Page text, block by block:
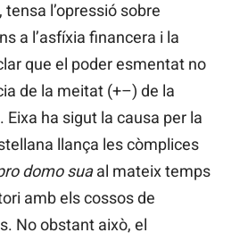
l’opressió sobre
a l’asfíxia financera i la
que el poder esmentat no
de la meitat (+–) de la
Eixa ha sigut la causa per la
llança les còmplices
domo suaal mateix temps
amb els cossos de
No obstant això, el